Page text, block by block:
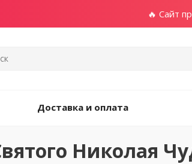
🔥 Сайт
Доставка и оплата
Николая